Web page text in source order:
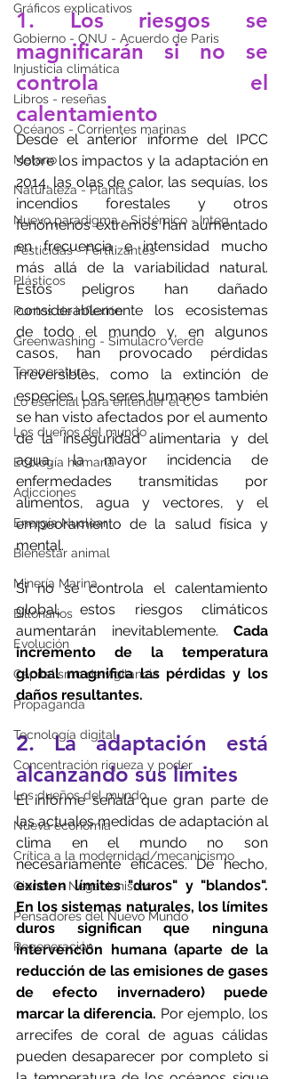
Gráficos explicativos
Gobierno - ONU - Acuerdo de Paris
Injusticia climática
Libros - reseñas
Océanos - Corrientes marinas
Metano
Naturaleza - Plantas
Nuevo paradigma - Sistémico - Integ
Pesticidas - Fertilizantes
Plásticos
Puntos de inflexión
Greenwashing - Simulacro verde
Temperatura
Lo esencial para entender el CC
Los dueños del mundo
Ecología humana
Adicciones
Energía Nuclear
Bienestar animal
Minería Marina
Billonarios
Evolución
Capitalismo de vigilancia
Propaganda
Tecnología digital
Concentración riqueza y poder
Los dueños del mundo
Nueva economía
Crítica a la modernidad/mecanicismo
Ciencia - Negacionismo
Pensadores del Nuevo Mundo
Regeneración
1. Los riesgos se
magnificarán si no se
controla el
calentamiento
Desde el anterior informe del IPCC
sobre los impactos y la adaptación en
2014, las olas de calor, las sequías, los
incendios forestales y otros
fenómenos extremos han aumentado
en frecuencia e intensidad mucho
más allá de la variabilidad natural.
Estos peligros han dañado
considerablemente los ecosistemas
de todo el mundo y, en algunos
casos, han provocado pérdidas
irreversibles, como la extinción de
especies. Los seres humanos también
se han visto afectados por el aumento
de la inseguridad alimentaria y del
agua, la mayor incidencia de
enfermedades transmitidas por
alimentos, agua y vectores, y el
empeoramiento de la salud física y
mental.
Si no se controla el calentamiento
global, estos riesgos climáticos
aumentarán inevitablemente. Cada
incremento de la temperatura
global magnifica las pérdidas y los
daños resultantes.
2. La adaptación está
alcanzando sus límites
El informe señala que gran parte de
las actuales medidas de adaptación al
clima en el mundo no son
existen límites "duros" y "blandos".
En los sistemas naturales, los límites
duros significan que ninguna
intervención humana (aparte de la
reducción de las emisiones de gases
de efecto invernadero) puede
marcar la diferencia. Por ejemplo, los
arrecifes de coral de aguas cálidas
pueden desaparecer por completo si